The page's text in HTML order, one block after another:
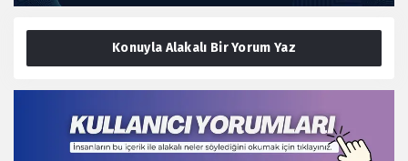
Konuyla Alakalı Bir Yorum Yaz